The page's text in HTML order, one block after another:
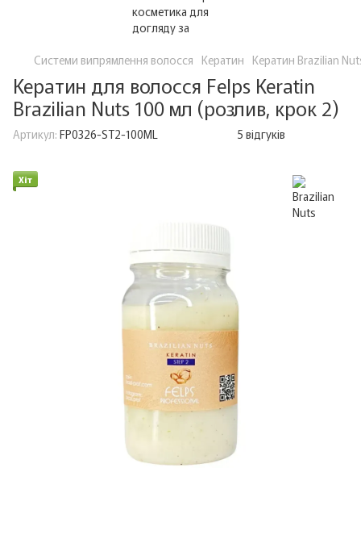
Системи випрямлення волосся Кератин Кератин Brazilian
Кератин для волосся Felps Keratin
Brazilian Nuts 100 мл (розлив, крок 2)
Артикул: FP0326-ST2-100ML 5 відгуків
Хіт